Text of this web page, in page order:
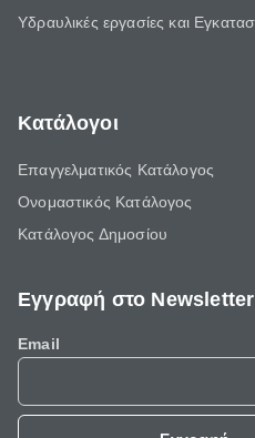
Υδραυλικές εργασίες και
Κατάλογοι
Επαγγελματικός Κατάλογος
Ονομαστικός Κατάλογος
Κατάλογος Δημοσίου
Εγγραφή στο Newsletter
Email